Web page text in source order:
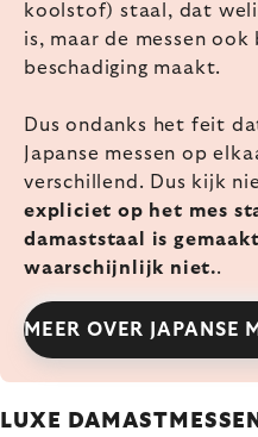
koolstof) staal, dat
is, maar de messen
beschadiging maakt.
Dus ondanks het feit
Japanse messen op
verschillend. Dus kijk
expliciet op het mes
damaststaal is
waarschijnlijk niet..
MEER OVER JAPANSE
LUXE DAMASTMESSEN